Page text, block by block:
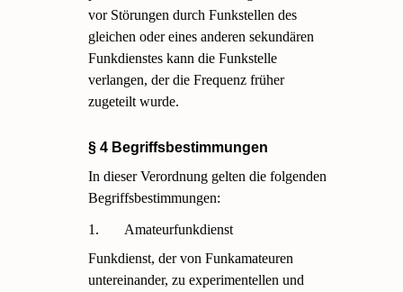
vor Störungen durch Funkstellen des
gleichen oder eines anderen sekundären
Funkdienstes kann die Funkstelle
verlangen, der die Frequenz früher
zugeteilt wurde.
§ 4 Begriffsbestimmungen
In dieser Verordnung gelten die folgenden
Begriffsbestimmungen:
1.
Amateurfunkdienst
Funkdienst, der von Funkamateuren
untereinander, zu experimentellen und